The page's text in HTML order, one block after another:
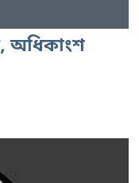
অধিকাংশ